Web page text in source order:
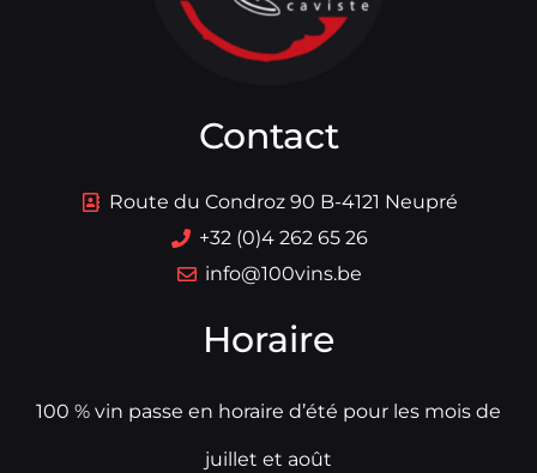
Contact
Route du Condroz 90 B-4121 Neupré
+32 (0)4 262 65 26
info@100vins.be
Horaire
100 % vin passe en horaire d’été pour les mois de
juillet et août